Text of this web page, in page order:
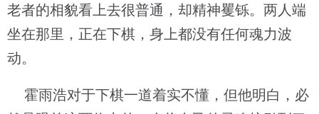
老者的相貌看上去很普通，却精神矍铄。两人端
坐在那里，正在下棋，身上都没有任何魂力波
动。
霍雨浩对于下棋一道着实不懂，但他明白，必